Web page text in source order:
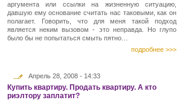
аргумента или ссылки на жизненную ситуацию,
давшую ему основание считать нас таковыми, как он
полагает. Говорить, что для меня такой подход
является неким вызовом - это неправда. Но глупо
было бы не попытаться смыть пятно…
подробнее >>>
Апрель 28, 2008 - 14:33
Купить квартиру. Продать квартиру. А кто
риэлтору заплатит?